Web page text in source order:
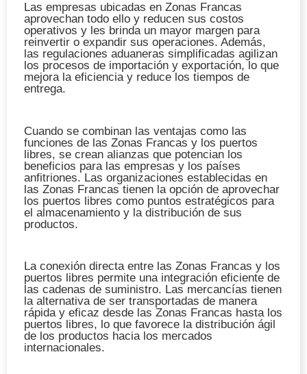
Las empresas ubicadas en Zonas Francas
aprovechan todo ello y reducen sus costos
operativos y les brinda un mayor margen para
reinvertir o expandir sus operaciones. Además,
las regulaciones aduaneras simplificadas agilizan
los procesos de importación y exportación, lo que
mejora la eficiencia y reduce los tiempos de
entrega.
Cuando se combinan las ventajas como las
funciones de las Zonas Francas y los puertos
libres, se crean alianzas que potencian los
beneficios para las empresas y los países
anfitriones. Las organizaciones establecidas en
las Zonas Francas tienen la opción de aprovechar
los puertos libres como puntos estratégicos para
el almacenamiento y la distribución de sus
productos.
La conexión directa entre las Zonas Francas y los
puertos libres permite una integración eficiente de
las cadenas de suministro. Las mercancías tienen
la alternativa de ser transportadas de manera
rápida y eficaz desde las Zonas Francas hasta los
puertos libres, lo que favorece la distribución ágil
de los productos hacia los mercados
internacionales.